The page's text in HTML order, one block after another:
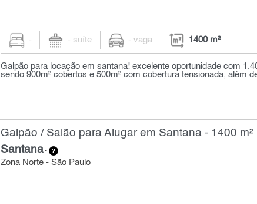
- - suíte - vaga 1400 m²
Galpão para locação em santana! excelente oportunidade com
sendo 900m² cobertos e 500m² com cobertura tensionada, além
Galpão / Salão para Alugar em Santana - 1400 m²
Santana-
Zona Norte - São Paulo